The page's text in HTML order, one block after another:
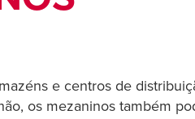
e centros de
os mezaninos também